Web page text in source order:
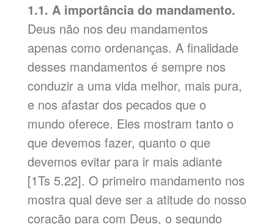
1.1. A importância do mandamento.
Deus não nos deu mandamentos
apenas como ordenanças. A finalidade
desses mandamentos é sempre nos
conduzir a uma vida melhor, mais pura,
e nos afastar dos pecados que o
mundo oferece. Eles mostram tanto o
que devemos fazer, quanto o que
devemos evitar para ir mais adiante
[1Ts 5.22]. O primeiro mandamento nos
mostra qual deve ser a atitude do nosso
coração para com Deus, o segundo